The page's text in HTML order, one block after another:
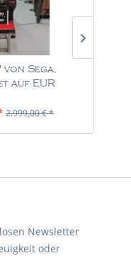
Sega,
auf EUR
1 Stück
2.999,00 € *
Newsletter
oder